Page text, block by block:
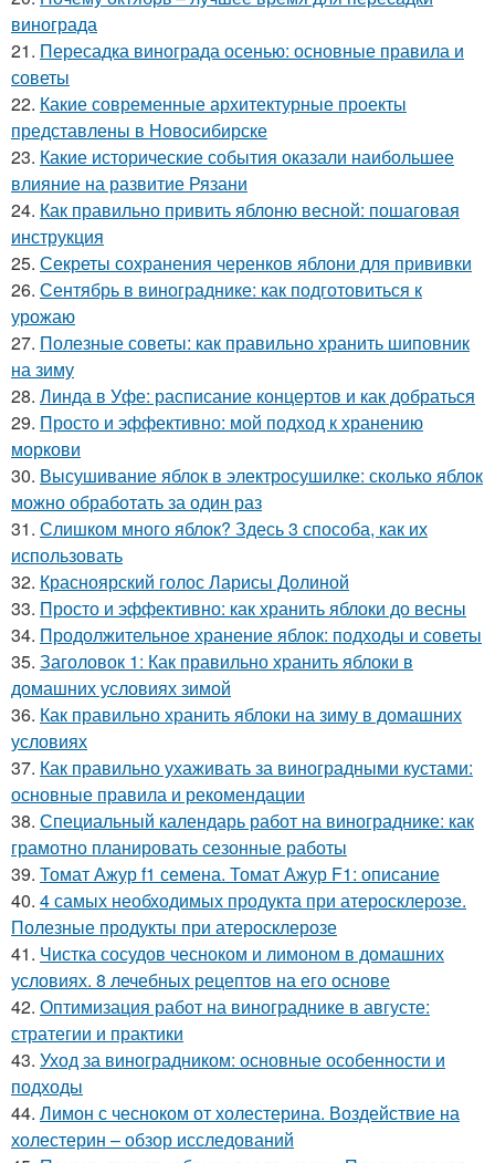
винограда
21. Пересадка винограда осенью: основные правила и
советы
22. Какие современные архитектурные проекты
представлены в Новосибирске
23. Какие исторические события оказали наибольшее
влияние на развитие Рязани
24. Как правильно привить яблоню весной: пошаговая
инструкция
25. Секреты сохранения черенков яблони для прививки
26. Сентябрь в винограднике: как подготовиться к
урожаю
27. Полезные советы: как правильно хранить шиповник
на зиму
28. Линда в Уфе: расписание концертов и как добраться
29. Просто и эффективно: мой подход к хранению
моркови
30. Высушивание яблок в электросушилке: сколько яблок
можно обработать за один раз
31. Слишком много яблок? Здесь 3 способа, как их
использовать
32. Красноярский голос Ларисы Долиной
33. Просто и эффективно: как хранить яблоки до весны
34. Продолжительное хранение яблок: подходы и советы
35. Заголовок 1: Как правильно хранить яблоки в
домашних условиях зимой
36. Как правильно хранить яблоки на зиму в домашних
условиях
37. Как правильно ухаживать за виноградными кустами:
основные правила и рекомендации
38. Специальный календарь работ на винограднике: как
грамотно планировать сезонные работы
39. Томат Ажур f1 семена. Томат Ажур F1: описание
40. 4 самых необходимых продукта при атеросклерозе.
Полезные продукты при атеросклерозе
41. Чистка сосудов чесноком и лимоном в домашних
условиях. 8 лечебных рецептов на его основе
42. Оптимизация работ на винограднике в августе:
стратегии и практики
43. Уход за виноградником: основные особенности и
подходы
44. Лимон с чесноком от холестерина. Воздействие на
холестерин – обзор исследований